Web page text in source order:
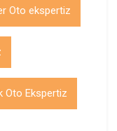
Oto ekspertiz
Oto Ekspertiz